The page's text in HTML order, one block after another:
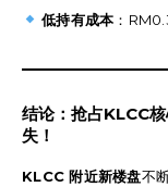
低持有成本 ：
结论：抢占KLCC
失！
KLCC 附近新楼盘不